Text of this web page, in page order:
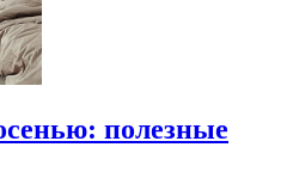
полезные